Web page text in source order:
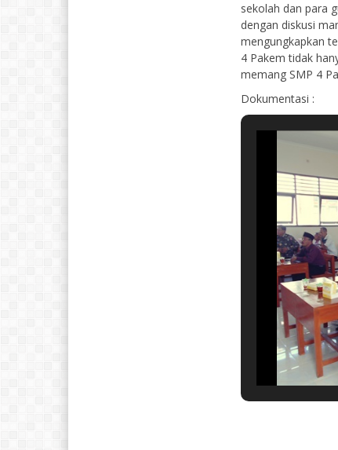
sekolah dan para
dengan diskusi
mengungkapkan
4 Pakem tidak
memang SMP 4
Dokumentasi :